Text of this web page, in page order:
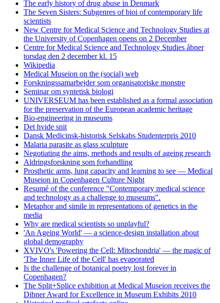
The early history of drug abuse in Denmark
The Seven Sisters: Subgenres of bioi of contemporary life
scientists
New Centre for Medical Science and Technology Studies at
the University of Copenhagen opens on 2 December
Centre for Medical Science and Technology Studies åbner
torsdag den 2 december kl. 15
Wikipedia
Medical Museion on the (social) web
Forskningssamarbejder som organisatoriske monstre
Seminar om syntetisk biologi
UNIVERSEUM has been established as a formal association
for the preservation of the European academic heritage
Bio-engineering in museums
Det hvide snit
Dansk Medicinsk-historisk Selskabs Studenterpris 2010
Malaria parasite as glass sculpture
Negotiating the aims, methods and results of ageing research
Aldringsforskning som forhandling
Prosthetic arms, lung capacity and learning to see — Medical
Museion in Copenhagen Culture Night
Resumé of the conference "Contemporary medical science
and technology as a challenge to museums".
Metaphor and simile in representations of genetics in the
media
Why are medical scientists so unplayful?
'An Ageing World' — a science-design installation about
global demography
XVIVO's 'Powering the Cell: Mitochondria' — the magic of
'The Inner Life of the Cell' has evaporated
Is the challenge of botanical poetry lost forever in
Copenhagen?
The Split+Splice exhibition at Medical Museion receives the
Dibner Award for Excellence in Museum Exhibits 2010